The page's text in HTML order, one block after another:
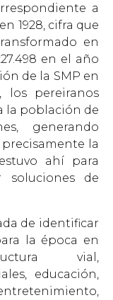
a
1928, cifra que
en
en el año
de la SMP en
los pereiranos
la población de
generando
la
ahí para
de
de identificar
la época en
vial,
educación,